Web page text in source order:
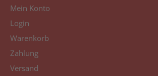
Mein Konto
Login
Warenkorb
Zahlung
Versand